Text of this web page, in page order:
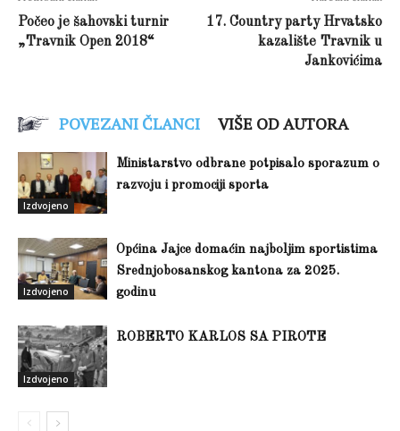
Počeo je šahovski turnir
„Travnik Open 2018“
17. Country party Hrvatsko
kazalište Travnik u
Jankovićima
POVEZANI ČLANCI VIŠE OD AUTORA
Izdvojeno
Ministarstvo odbrane potpisalo sporazum o
razvoju i promociji sporta
Izdvojeno
Općina Jajce domaćin najboljim sportistima
Srednjobosanskog kantona za 2025.
godinu
Izdvojeno
ROBERTO KARLOS SA PIROTE